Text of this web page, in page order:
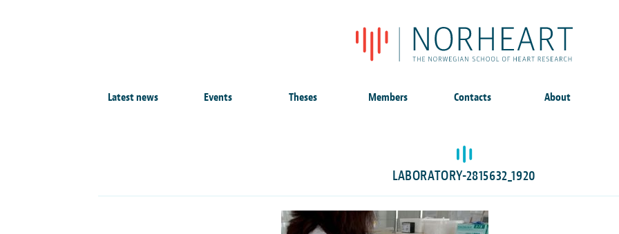
Latest news Events Theses Members Contacts About
LABORATORY-2815632_1920